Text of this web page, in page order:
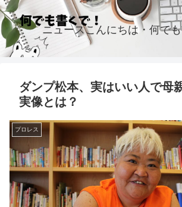
ニュースこんにちは・何で
ダンプ松本、実はいい人で母
実像とは？
プロレス